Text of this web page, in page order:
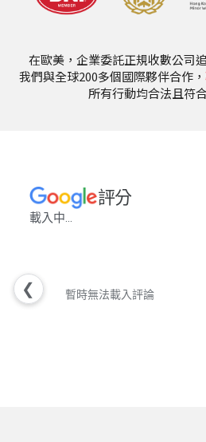
在歐美，企業委託正規收數公司
我們與全球200多個國際夥伴合作，
所有行動均合法且符
評分
載入中...
暫時無法載入評論
❮